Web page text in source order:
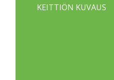
KEITTIÖN KUVAUS